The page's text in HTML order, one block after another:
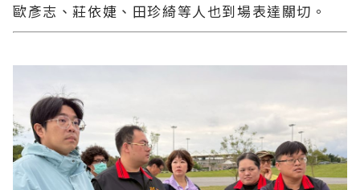
歐彥志、莊依婕、田珍綺等人也到場表達關切。